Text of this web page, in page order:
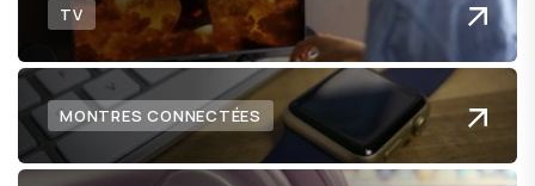
TV
MONTRES CONNECTÉES